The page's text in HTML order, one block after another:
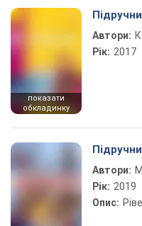
показати
обкладинку
Автори:
Рік: 2017
Автори:
Рік: 2019
Опис: